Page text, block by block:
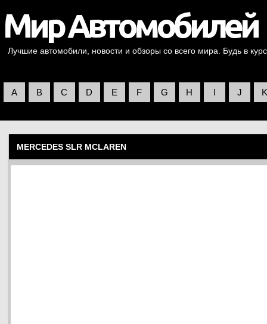
Лучшие автомобили, новости и обзоры со всего мира. Будь в
A B C D E F G H I J K
MERCEDES SLR MCLAREN